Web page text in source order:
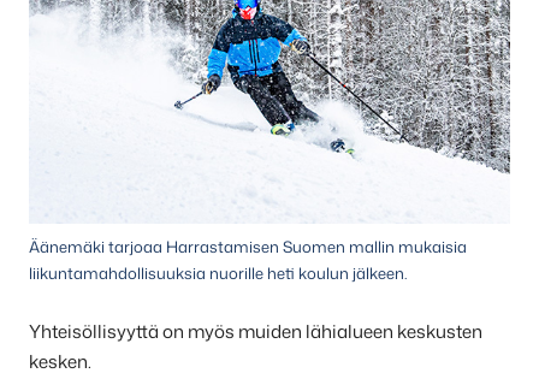
Äänemäki tarjoaa Harrastamisen Suomen mallin mukaisia
liikuntamahdollisuuksia nuorille heti koulun jälkeen.
Yhteisöllisyyttä on myös muiden lähialueen keskusten
kesken.